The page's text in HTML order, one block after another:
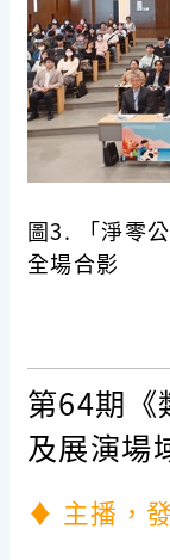
圖3. 「淨零
全場合影
第64期《
及展演場
♦ 主播，